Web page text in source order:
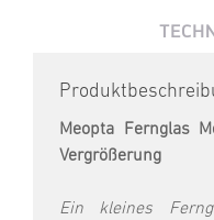
Meopta Fernglas
Vergrößerung
Ein kleines